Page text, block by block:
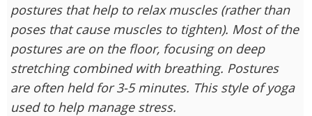
postures that help to relax muscles (rather than
poses that cause muscles to tighten). Most of the
postures are on the floor, focusing on deep
stretching combined with breathing. Postures
are often held for 3-5 minutes. This style of yoga
used to help manage stress.